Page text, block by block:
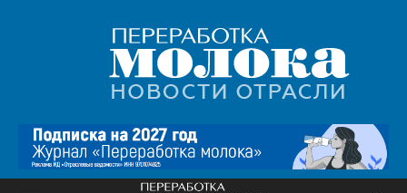
Переработка
молока
|
Новости